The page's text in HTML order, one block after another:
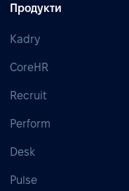
Продукти
Kadry
CoreHR
Recruit
Perform
Desk
Pulse